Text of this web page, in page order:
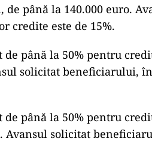
până la 140.000 euro.
credite este de 15%.
de până la 50% pentru
solicitat beneficiarului,
de până la 50% pentru
Avansul solicitat